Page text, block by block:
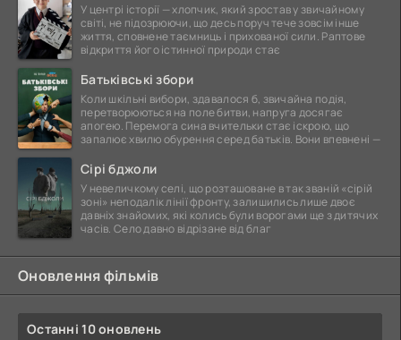
У центрі історії — хлопчик, який зростав у звичайному
світі, не підозрюючи, що десь поруч тече зовсім інше
життя, сповнене таємниць і прихованої сили. Раптове
відкриття його істинної природи стає
Батьківські збори
Коли шкільні вибори, здавалося б, звичайна подія,
перетворюються на поле битви, напруга досягає
апогею. Перемога сина вчительки стає іскрою, що
запалює хвилю обурення серед батьків. Вони впевнені —
Сірі бджоли
У невеличкому селі, що розташоване в так званій «сірій
зоні» неподалік лінії фронту, залишились лише двоє
давніх знайомих, які колись були ворогами ще з дитячих
часів. Село давно відрізане від благ
Оновлення фільмів
Останні 10 оновлень